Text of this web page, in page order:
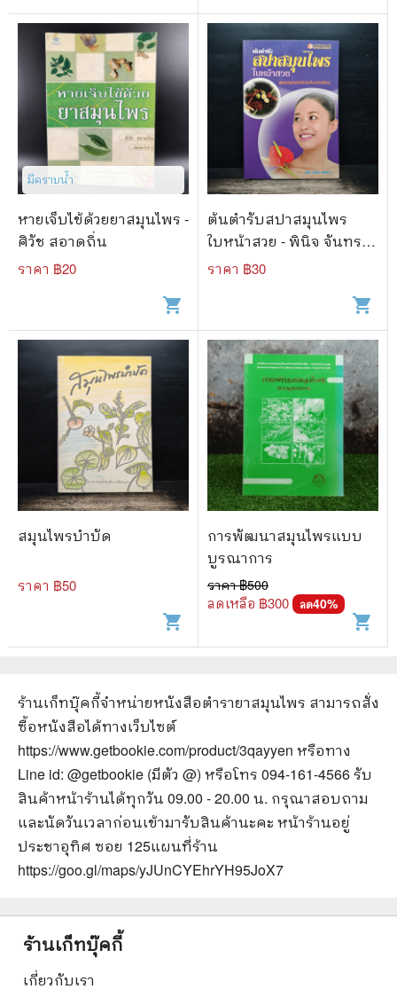
มีคราบน้ำ​
หายเจ็บไข้ด้วยยาสมุนไพร -
ศิวัช สอาดถิ่น
ราคา ฿20
shopping_cart
ต้นตำรับสปาสมุนไพร
ใบหน้าสวย - พินิจ จันทร
และคณะ
ราคา ฿30
shopping_cart
สมุนไพรบำบัด
ราคา ฿50
shopping_cart
การพัฒนาสมุนไพรแบบ
บูรณาการ
ราคา ฿500
ลดเหลือ ฿300 ลด40%
shopping_cart
ร้านเก็ทบุ๊คกี้จำหน่ายหนังสือตำรายาสมุนไพร สามารถสั่ง
ซื้อหนังสือได้ทางเว็บไซต์
https://www.getbookie.com/product/3qayyen หรือทาง
Line id: @getbookie (มีตัว @) หรือโทร 094-161-4566 รับ
สินค้าหน้าร้านได้ทุกวัน 09.00 - 20.00 น. กรุณาสอบถาม
และนัดวันเวลาก่อนเข้ามารับสินค้านะคะ หน้าร้านอยู่
ประชาอุทิศ ซอย 125แผนที่ร้าน
https://goo.gl/maps/yJUnCYEhrYH95JoX7
ร้านเก็ทบุ๊คกี้
เกี่ยวกับเรา